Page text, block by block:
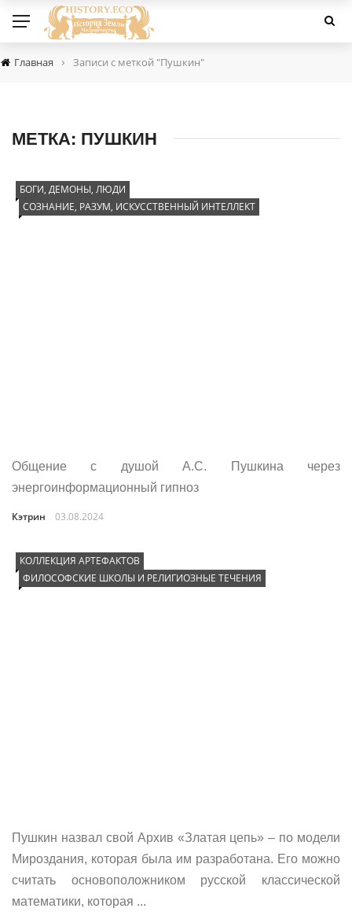
Главная › Записи с меткой "Пушкин"
МЕТКА: ПУШКИН
БОГИ, ДЕМОНЫ, ЛЮДИ
СОЗНАНИЕ, РАЗУМ, ИСКУССТВЕННЫЙ ИНТЕЛЛЕКТ
Общение с душой А.С. Пушкина через
энергоинформационный гипноз
Кэтрин 03.08.2024
КОЛЛЕКЦИЯ АРТЕФАКТОВ
ФИЛОСОФСКИЕ ШКОЛЫ И РЕЛИГИОЗНЫЕ ТЕЧЕНИЯ
Пушкин назвал свой Архив «Златая цепь» – по модели
Мироздания, которая была им разработана. Его можно
считать основоположником русской классической
математики, которая ...